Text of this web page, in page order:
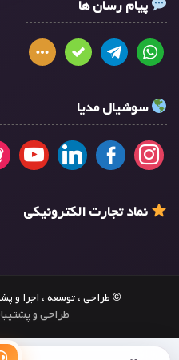
پیام رسان ها
سوشیال مدیا
نماد تجارت الکترونیکی
© طراحی ، توسعه ، اجرا و
طراحی و